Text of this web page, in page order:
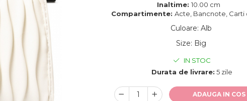
Inaltime: 10.00 cm
Compartimente:Acte, Bancnote, Carti
Culoare: Alb
Size: Big
IN STOC
Durata de livrare: 5 zile
ADAUGA IN COS